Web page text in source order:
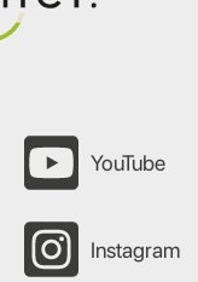
YouTube
Instagram